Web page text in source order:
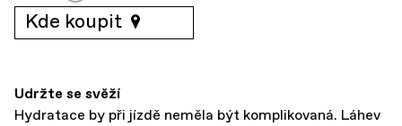
Kde koupit
Udržte se svěží
Hydratace by při jízdě neměla být komplikovaná. Láhev